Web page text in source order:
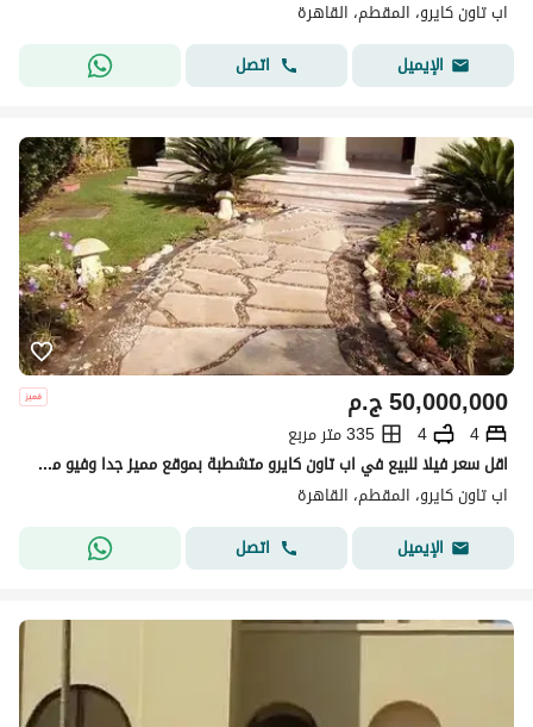
اب تاون كايرو، المقطم، القاهرة
الإيميل
اتصل
ج.م50,000,000
4
4
335 متر مربع
اقل سعر فيلا للبيع في اب تاون كايرو متشطبة بموقع مميز جدا وفيو مفتوح استلام فوري
اب تاون كايرو، المقطم، القاهرة
الإيميل
اتصل